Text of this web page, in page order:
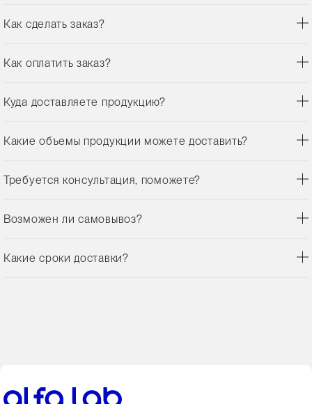
Как сделать заказ?
Как оплатить заказ?
Куда доставляете продукцию?
Какие объемы продукции можете доставить?
Требуется консультация, поможете?
Возможен ли самовывоз?
Какие сроки доставки?